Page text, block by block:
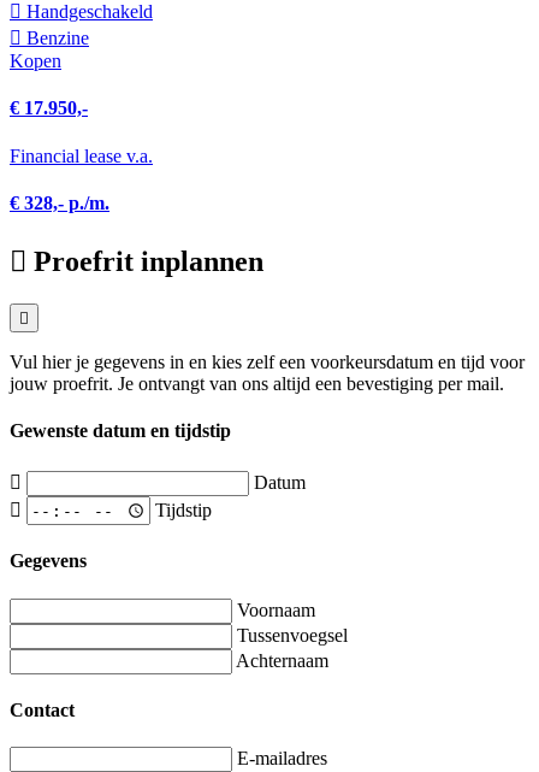
Hand­geschakeld
Benzine
Kopen
€ 17.950,-
Financial lease v.a.
€ 328,- p./m.
Proefrit inplannen
Vul hier je gegevens in en kies zelf een voorkeursdatum en tijd voor
jouw proefrit. Je ontvangt van ons altijd een bevestiging per mail.
Gewenste datum en tijdstip
Datum
Tijdstip
Gegevens
Voornaam
Tussenvoegsel
Achternaam
Contact
E-mailadres